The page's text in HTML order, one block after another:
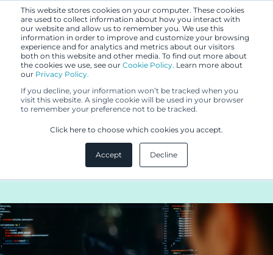
This website stores cookies on your computer. These cookies
are used to collect information about how you interact with
our website and allow us to remember you. We use this
information in order to improve and customize your browsing
experience and for analytics and metrics about our visitors
both on this website and other media. To find out more about
the cookies we use, see our Cookie Policy. Learn more about
our Privacy Policy.
If you decline, your information won’t be tracked when you
visit this website. A single cookie will be used in your browser
to remember your preference not to be tracked.
Click here to choose which cookies you accept.
Accept Decline
5.11.2020
Kilpajuoksu kyberuhkia vastaan
on sekä nopeus- että
kestävyyslaji